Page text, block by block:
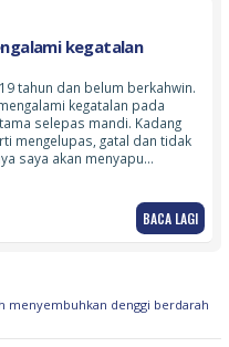
kegatalan
tahun dan belum berkahwin.
kegatalan pada
selepas mandi. Kadang
mengelupas, gatal dan tidak
saya akan menyapu…
BACA LAGI
menyembuhkan denggi berdarah